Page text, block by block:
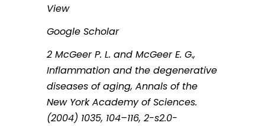
View
Google Scholar
2 McGeer P. L. and McGeer E. G.,
Inflammation and the degenerative
diseases of aging, Annals of the
New York Academy of Sciences.
(2004) 1035, 104–116, 2-s2.0-